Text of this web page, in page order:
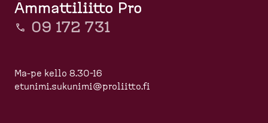
Ammattiliitto Pro
09 172 731
Ma-pe kello 8.30-16
etunimi.sukunimi@proliitto.fi